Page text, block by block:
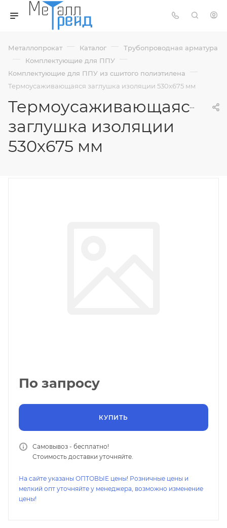
Металлопрокат — Каталог — Трубопроводная арматура
— Комплектующие для ППУ —
Комплектующие для ППУ из сшитого полиэтилена —
Термоусаживающаяся заглушка изоляции 530х675 мм
Термоусаживающаяся
заглушка изоляции
530х675 мм
По запросу
КУПИТЬ
Самовывоз - бесплатно!
Стоимость доставки уточняйте.
На сайте указаны ОПТОВЫЕ цены! Розничные цены и
мелкий опт уточняйте у менеджера, возможно изменение
цены!